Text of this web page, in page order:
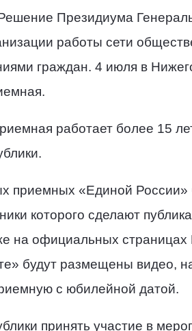
Президиума
работы сети
граждан. 4 июля в
работает более 15
приемных «Единой России»
которого сделают
на официальных
будут размещены видео,
с юбилейной датой.
принять участие в